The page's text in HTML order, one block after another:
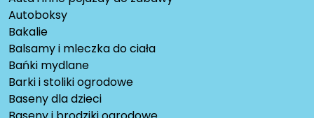
Autoboksy
Bakalie
Balsamy i mleczka do ciała
Bańki mydlane
Barki i stoliki ogrodowe
Baseny dla dzieci